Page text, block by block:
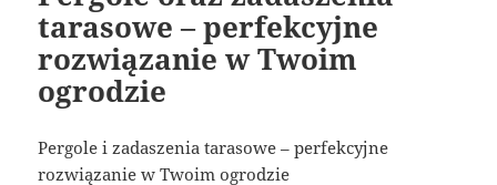
tarasowe – perfekcyjne
rozwiązanie w Twoim
ogrodzie
Pergole i zadaszenia tarasowe – perfekcyjne
rozwiązanie w Twoim ogrodzie